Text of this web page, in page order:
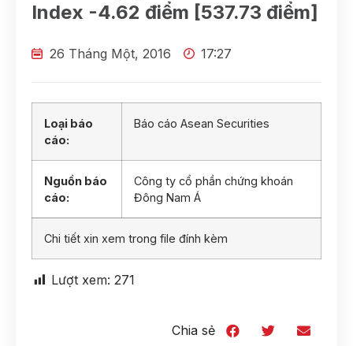
Index -4.62 điểm [537.73 điểm]
26 Tháng Một, 2016 17:27
Loại báo
cáo:
Báo cáo Asean Securities
Nguồn báo
cáo:
Công ty cổ phần chứng khoán
Đông Nam Á
Chi tiết xin xem trong file đính kèm
Lượt xem: 271
Chia sẻ